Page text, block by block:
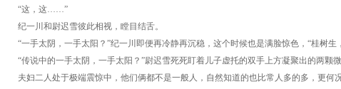
“这，这……”
纪一川和尉迟雪彼此相视，瞠目结舌。
“一手太阴，一手太阳？”纪一川即便再冷静再沉稳，这个时候也是满脸惊色，“桂树生
“传说中的一手太阴，一手太阳？”尉迟雪死死盯着儿子虚托的双手上方凝聚出的两颗
夫妇二人处于极端震惊中，他们俩都不是一般人，自然知道的也比常人多的多，更何